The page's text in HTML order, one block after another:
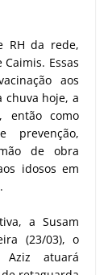
RH da rede,
Essas
aos
chuva hoje, a
então como
de obra
idosos em
a Susam
(23/03), o
Aziz atuará